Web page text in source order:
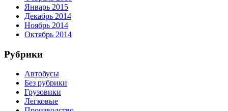
Январь 2015
Декабрь 2014
Ноябрь 2014
Октябрь 2014
Рубрики
Автобусы
Без рубрики
Грузовики
Легковые